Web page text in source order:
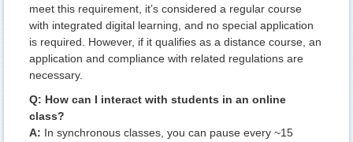
meet this requirement, it’s considered a regular course
with integrated digital learning, and no special application
is required. However, if it qualifies as a distance course, an
application and compliance with related regulations are
necessary.
Q: How can I interact with students in an online
class?
A: In synchronous classes, you can pause every ~15